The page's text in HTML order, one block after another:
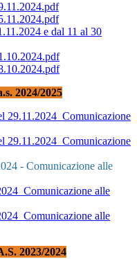
e dal 11 al 30
2024/2025
29.11.2024_Comunicazione
29.11.2024_Comunicazione
- Comunicazione alle
alle
alle
2023/2024